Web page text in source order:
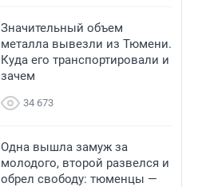
Значительный объем
металла вывезли из Тюмени.
Куда его транспортировали и
зачем
34 673
Одна вышла замуж за
молодого, второй развелся и
обрел свободу: тюменцы —